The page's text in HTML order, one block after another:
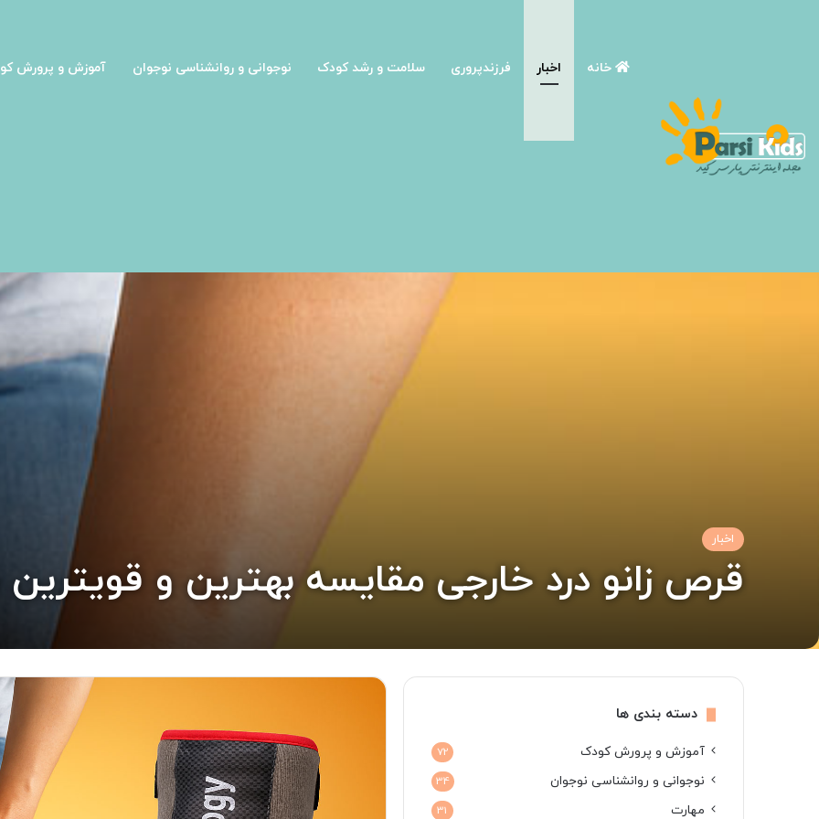
خانه اخبار فرزندپروری سلامت و رشد کودک نوجوانی و روانشناسی نوجوان آموزش و پرورش
صفحه اصلی
اخبار
قرص زانو درد خارجی مقایسه بهترین و قویترین
دسته بندی ها
آموزش و پرورش کودک 72
نوجوانی و روانشناسی نوجوان 34
مهارت 31